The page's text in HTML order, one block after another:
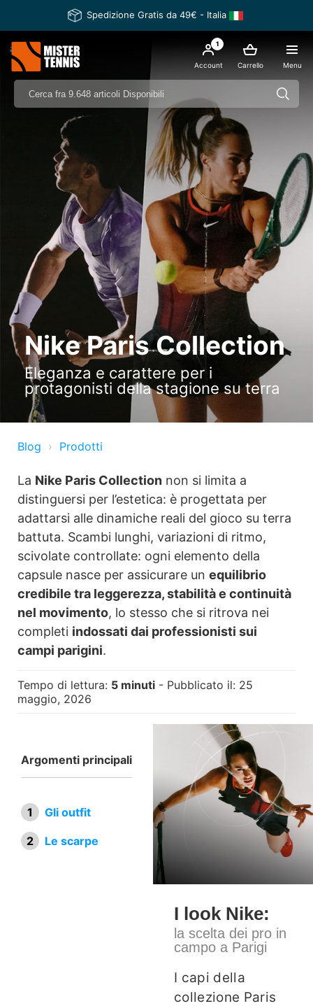
Spedizione Gratis da 49€ - Italia
Menu
Carrello
1
Account
Nike Paris Collection
Eleganza e carattere per i
protagonisti della stagione su terra
Blog Prodotti
La Nike Paris Collection non si limita a
distinguersi per l’estetica: è progettata per
adattarsi alle dinamiche reali del gioco su terra
battuta. Scambi lunghi, variazioni di ritmo,
scivolate controllate: ogni elemento della
capsule nasce per assicurare un equilibrio
credibile tra leggerezza, stabilità e continuità
nel movimento, lo stesso che si ritrova nei
completi indossati dai professionisti sui
campi parigini.
Tempo di lettura: 5 minuti - Pubblicato il: 25
maggio, 2026
Argomenti principali
Gli outfit
Le scarpe
I look Nike:
la scelta dei pro in
campo a Parigi
I capi della
collezione Paris